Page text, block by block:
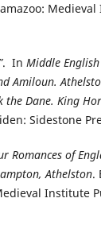
. In Middle
Amiloun.
the Dane. King
Sidestone
Romances of
Athelston.
Institute